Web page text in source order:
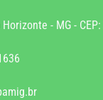
- MG -